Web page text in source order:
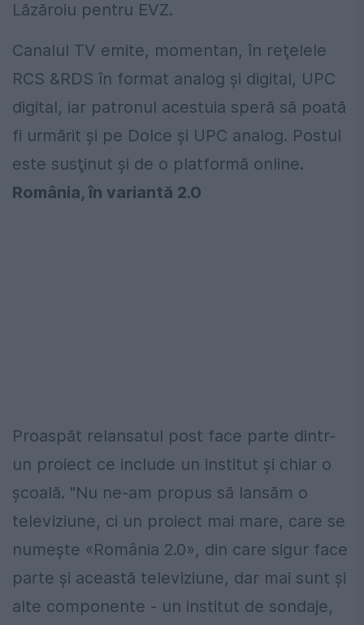
Lăzăroiu pentru EVZ.
Canalul TV emite, momentan, în reţelele
RCS &RDS în format analog şi digital, UPC
digital, iar patronul acestuia speră să poată
fi urmărit şi pe Dolce şi UPC analog. Postul
este susţinut şi de o platformă online.
România, în variantă 2.0
Proaspăt relansatul post face parte dintr-
un proiect ce include un institut şi chiar o
şcoală. "Nu ne-am propus să lansăm o
televiziune, ci un proiect mai mare, care se
numeşte «România 2.0», din care sigur face
parte şi această televiziune, dar mai sunt şi
alte componente - un institut de sondaje,